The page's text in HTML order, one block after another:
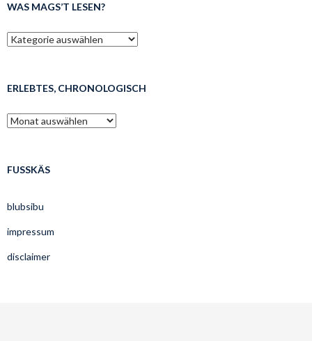
WAS MAGS’T LESEN?
was
mags’t
ERLEBTES, CHRONOLOGISCH
erlebtes,
chronologisch
FUSSKÄS
blubsibu
impressum
disclaimer